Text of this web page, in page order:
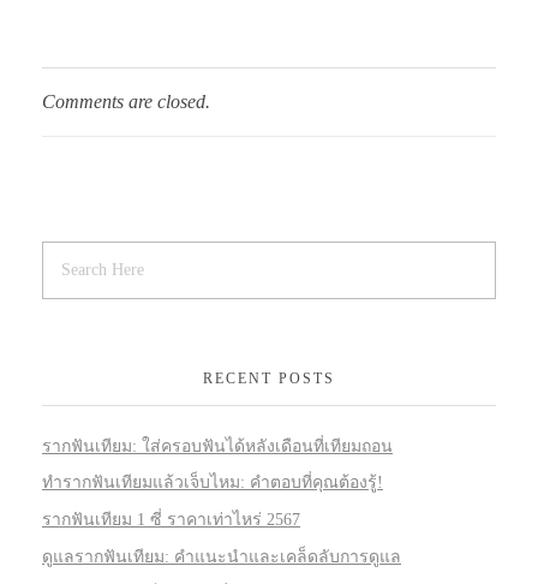
Comments are closed.
RECENT POSTS
รากฟันเทียม: ใส่ครอบฟันได้หลังเดือนที่เทียมถอน
ทำรากฟันเทียมแล้วเจ็บไหม: คำตอบที่คุณต้องรู้!
รากฟันเทียม 1 ซี่ ราคาเท่าไหร่ 2567
ดูแลรากฟันเทียม: คำแนะนำและเคล็ดลับการดูแล